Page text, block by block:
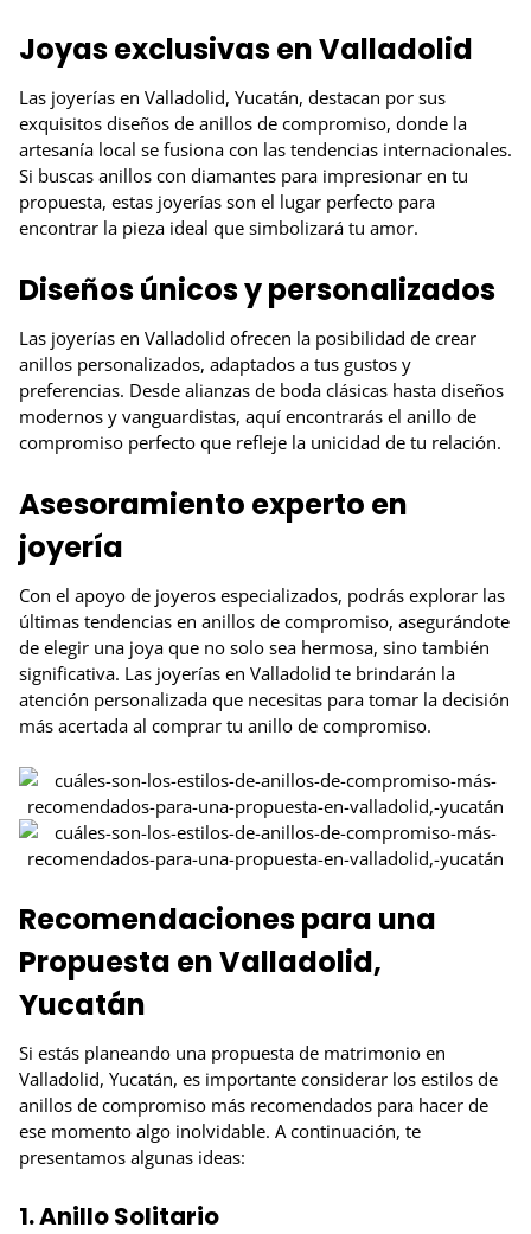
Joyas exclusivas en Valladolid
Las joyerías en Valladolid, Yucatán, destacan por sus
exquisitos diseños de anillos de compromiso, donde la
artesanía local se fusiona con las tendencias internacionales.
Si buscas anillos con diamantes para impresionar en tu
propuesta, estas joyerías son el lugar perfecto para
encontrar la pieza ideal que simbolizará tu amor.
Diseños únicos y personalizados
Las joyerías en Valladolid ofrecen la posibilidad de crear
anillos personalizados, adaptados a tus gustos y
preferencias. Desde alianzas de boda clásicas hasta diseños
modernos y vanguardistas, aquí encontrarás el anillo de
compromiso perfecto que refleje la unicidad de tu relación.
Asesoramiento experto en
joyería
Con el apoyo de joyeros especializados, podrás explorar las
últimas tendencias en anillos de compromiso, asegurándote
de elegir una joya que no solo sea hermosa, sino también
significativa. Las joyerías en Valladolid te brindarán la
atención personalizada que necesitas para tomar la decisión
más acertada al comprar tu anillo de compromiso.
Recomendaciones para una
Propuesta en Valladolid,
Yucatán
Si estás planeando una propuesta de matrimonio en
Valladolid, Yucatán, es importante considerar los estilos de
anillos de compromiso más recomendados para hacer de
ese momento algo inolvidable. A continuación, te
presentamos algunas ideas:
1. Anillo Solitario